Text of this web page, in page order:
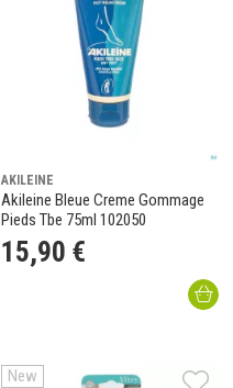
AKILEINE
Akileine Bleue Creme Gommage
Pieds Tbe 75ml 102050
15,90 €
New